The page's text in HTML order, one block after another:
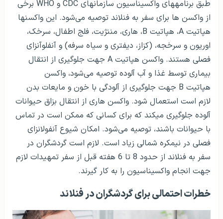
طبق برنامه­های واکسیناسیون سازمان­های CDC و WHO برخی
از واکسن ها برای سفر به فنلاند توصیه می‌­شود. این واکسن­ها
هپاتیت A، هپاتیت B، هاری، مننژیت، فلج اطفال، سرخک،
اوریون و سرخجه، (کزاز، دیفتری و سیاه سرفه) و آنفلوآنزای
فصلی هستند. واکسن هپاتیت A جهت جلوگیری از انتقال
بیماری توسط غذا و آب آلوده توصیه می‌شود، واکسن
هپاتیت B جهت جلوگیری از آلودگی با خون و مایعات بدن
لازم است استعمال شود. واکسن هاری از انتقال بزاق حیوانات
آلوده جلوگیری می­کند که برای کسانی که ممکن است در تماس
با حیوانات باشند، توصیه می‌شود. امکان شیوع آنفولانزای
فصلی در نیمکره شمالی زیاد است. لازم است گردشگران در
سفر به فنلاند از حدود 8 تا 6 هفته قبل از سفر تمهیدات لازم
جهت انجام واکسیناسیون را به کار گیرند.
خطرات احتمالی برای گردشگران در فنلاند